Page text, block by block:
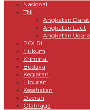
Nasional
TNI
Angkatan Darat
Angkatan Laut
Angkatan Udara
POLRI
Hukum
Kriminal
Budaya
Kegiatan
Hiburan
Kesehatan
Daerah
Olahraga